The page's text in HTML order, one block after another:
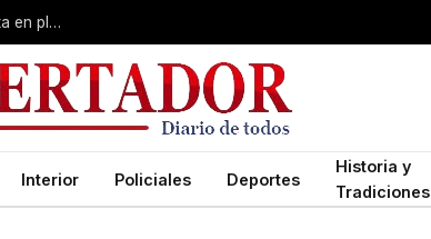
Conmoción en Corrientes: asesinaron a “fierrazos” a un motociclista en plena calle
Interior Policiales Deportes
Historia y
Tradiciones